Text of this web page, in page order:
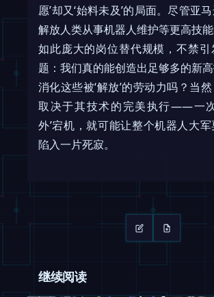
愿’却又‘始料未及’的局面。尽管亚
解放人类从事机器人维护等更高技
如此庞大的岗位替代规模，不禁引
题：我们真的能创造出足够多的新
消化这些被‘解放’的劳动力吗？当
取决于其技术的完美执行——一次
外’宕机，就可能让整个机器人大军
陷入一片死寂。
继续阅读